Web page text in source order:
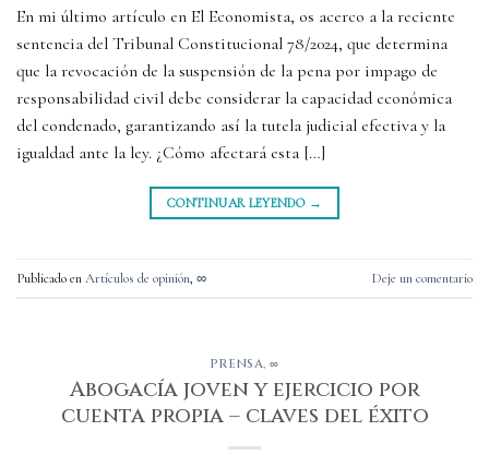
En mi último artículo en El Economista, os acerco a la reciente
sentencia del Tribunal Constitucional 78/2024, que determina
que la revocación de la suspensión de la pena por impago de
responsabilidad civil debe considerar la capacidad económica
del condenado, garantizando así la tutela judicial efectiva y la
igualdad ante la ley. ¿Cómo afectará esta […]
CONTINUAR LEYENDO →
Publicado enArtículos de opinión, ∞ Deje un comentario
PRENSA,∞
Abogacía joven y ejercicio por
cuenta propia – claves del éxito